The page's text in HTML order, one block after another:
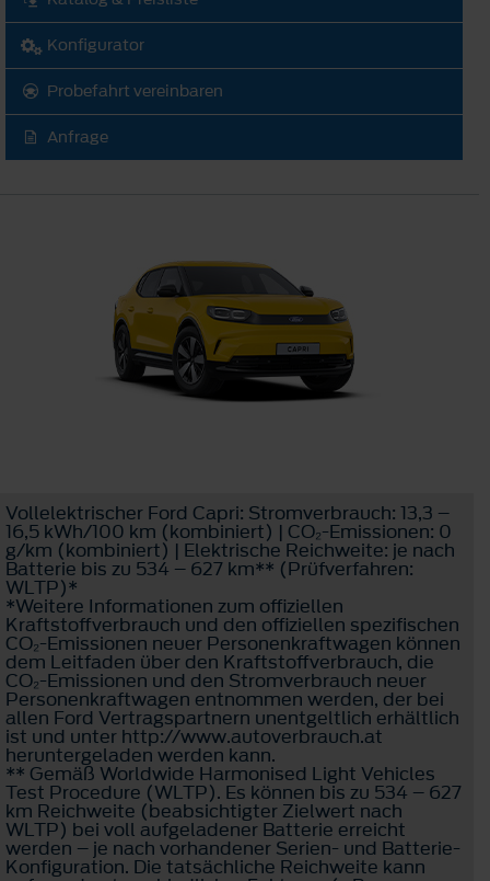
Konfigurator
Probefahrt vereinbaren
Anfrage
Vollelektrischer Ford Capri: Stromverbrauch: 13,3 –
16,5 kWh/100 km (kombiniert) | CO₂-Emissionen: 0
g/km (kombiniert) | Elektrische Reichweite: je nach
Batterie bis zu 534 – 627 km** (Prüfverfahren:
WLTP)*
*Weitere Informationen zum offiziellen
Kraftstoffverbrauch und den offiziellen spezifischen
CO₂-Emissionen neuer Personenkraftwagen können
dem Leitfaden über den Kraftstoffverbrauch, die
CO₂-Emissionen und den Stromverbrauch neuer
Personenkraftwagen entnommen werden, der bei
allen Ford Vertragspartnern unentgeltlich erhältlich
ist und unter http://www.autoverbrauch.at
heruntergeladen werden kann.
** Gemäß Worldwide Harmonised Light Vehicles
Test Procedure (WLTP). Es können bis zu 534 – 627
km Reichweite (beabsichtigter Zielwert nach
WLTP) bei voll aufgeladener Batterie erreicht
werden – je nach vorhandener Serien- und Batterie-
Konfiguration. Die tatsächliche Reichweite kann